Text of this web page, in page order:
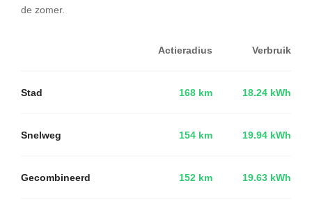
de zomer.
Actieradius Verbruik
Stad 168 km 18.24 kWh
Snelweg 154 km 19.94 kWh
Gecombineerd 152 km 19.63 kWh